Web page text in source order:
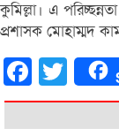
কুমিল্লা। এ
প্রশাসক মোহাম্মদ
FacebookTwitter